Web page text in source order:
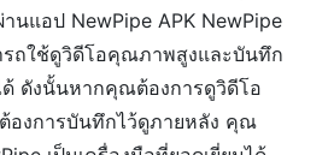
นแอป NewPipe APK NewPipe
ถใช้ดูวิดีโอคุณภาพสูงและบันทึก
ด้ ดังนั้นหากคุณต้องการดูวิดีโอ
องการบันทึกไว้ดูภายหลัง คุณ